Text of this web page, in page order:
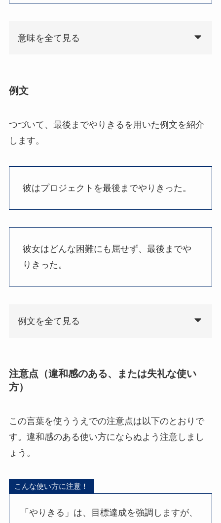
意味を全て見る
例文
つづいて、最後までやりきるを用いた例文を紹介
します。
彼はプロジェクトを最後までやりきった。
彼女はどんな困難にも屈せず、最後までや
りきった。
例文を全て見る
注意点（違和感のある、または失礼な使い
方）
この言葉を使ううえでの注意点は以下のとおりで
す。違和感のある使い方にならぬよう注意しまし
ょう。
こんな使い方に注意！
「やりきる」は、目標達成を強調しますが、